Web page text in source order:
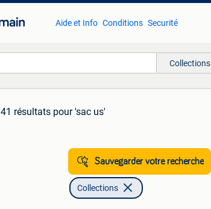
Aide et Info Conditions Securité
Collections
41 résultats pour 'sac us'
Sauvegarder votre recherche
Collections